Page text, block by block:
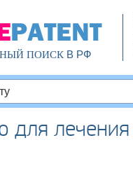
ПОИСКВ РФ
для